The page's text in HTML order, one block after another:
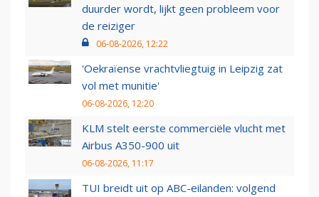
duurder wordt, lijkt geen probleem voor
de reiziger
06-08-2026, 12:22
'Oekraïense vrachtvliegtuig in Leipzig zat
vol met munitie'
06-08-2026, 12:20
KLM stelt eerste commerciële vlucht met
Airbus A350-900 uit
06-08-2026, 11:17
TUI breidt uit op ABC-eilanden: volgend